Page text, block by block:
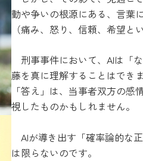
動や争いの根源にある、言葉
（痛み、怒り、信頼、希望と
刑事事件において、AIは「
藤を真に理解することはでき
「答え」は、当事者双方の
視したものかもしれません。
AIが導き出す「確率論的な
は限らないのです。